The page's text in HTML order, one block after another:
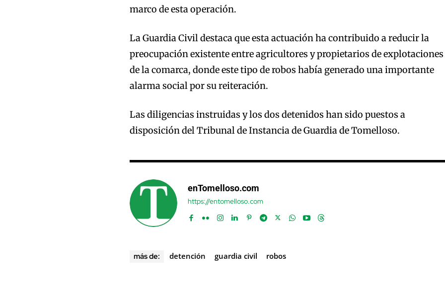
marco de esta operación.
La Guardia Civil destaca que esta actuación ha contribuido a reducir la
preocupación existente entre agricultores y propietarios de explotaciones
de la comarca, donde este tipo de robos había generado una importante
alarma social por su reiteración.
Las diligencias instruidas y los dos detenidos han sido puestos a
disposición del Tribunal de Instancia de Guardia de Tomelloso.
enTomelloso.com
https://entomelloso.com
más de: detención guardia civil robos